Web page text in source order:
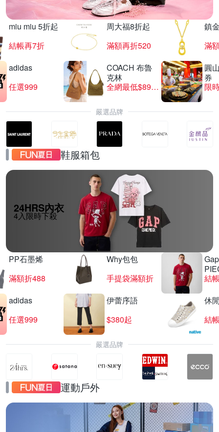
miu miu 5折起
結帳再7折
周大福8折起
滿額再折520
鎮
滿
adidas
任選999
COACH 布魯
克林
全網最低$8999
圓
券
限
嚴選品牌
鞋服箱包
24HRS內衣
4入限時下殺
PP石墨烯
滿額折488
Why包包
手提袋滿額折
結
adidas
任選999
伊蕾序語
$380起
休
結
嚴選品牌
運動戶外